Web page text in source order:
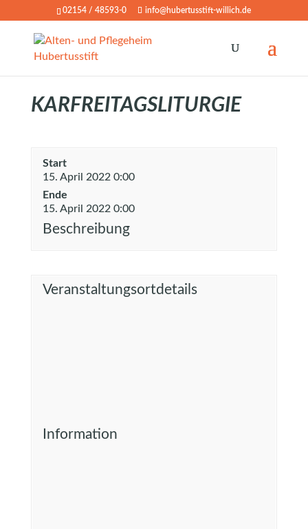
02154 / 48593-0 info@hubertusstift-willich.de
KARFREITAGSLITURGIE
Start
15. April 2022 0:00
Ende
15. April 2022 0:00
Beschreibung
Veranstaltungsortdetails
Information